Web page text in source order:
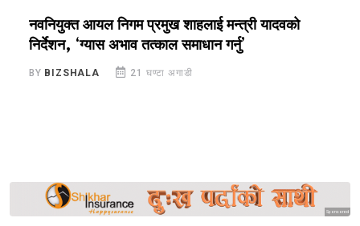
नवनियुक्त आयल निगम प्रमुख शाहलाई मन्त्री यादवको
निर्देशन, ‘ग्यास अभाव तत्काल समाधान गर्नु’
BY BIZSHALA 21 घण्टा अगाडी
Sponsored